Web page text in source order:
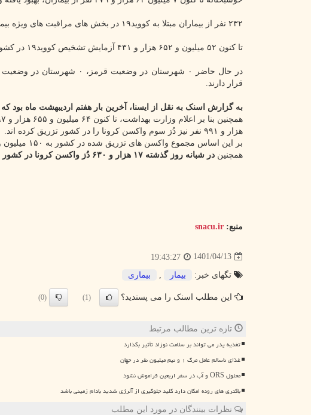
۲۳۲ نفر از بیماران مبتلا به کووید۱۹ در بخش های مراقبت های ویژه بیمارستانها تحت مراقبت قرار دارند.
تا کنون ۵۲ میلیون و ۶۵۲ هزار و ۴۳۱ آزمایش تشخیص کووید۱۹ در کشور انجام شده است.
قرار دارند.
به گزارش اسنک به نقل از ایسنا، آخرین بار هفتم اردیبهشت ماه بود که آمار مبتلایان
هزار و ۹۹۱ نفر نیز دُز سوم واکسن کرونا را در کشور تزریق کرده اند.
بر این اساس مجموع واکسن های تزریق شده در کشور به ۱۵۰ میلیون و ۴۳۸ هزار و ۴۴۲ دُز رسید.
همچنین در شبانه روز گذشته ۱۷ هزار و ۶۳۰ دُز واکسن کرونا در کشور تزریق شده است.
منبع: snacu.ir
1401/04/13
19:43:27
تگهای خبر: بیمار بیماری
این مطلب اسنک را می پسندید؟ (1)
(0)
تازه ترین مطالب مرتبط
تغذیه پدر می تواند بر سلامت نوزاد تأثیر بگذارد
غذای ناسالم عامل مرگ ۱ و نیم میلیون نفر در جهان
محلول ORS و آب در سفر اربعین فراموش نشود
باکتری های روده امکان دارد کلید جلوگیری از آلرژی شدید بادام زمینی باشد
نظرات بینندگان در مورد این مطلب